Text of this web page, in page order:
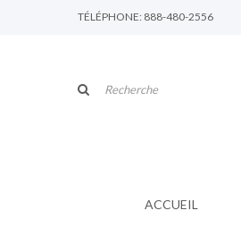
TÉLÉPHONE: 888-480-2556
ACCUEIL